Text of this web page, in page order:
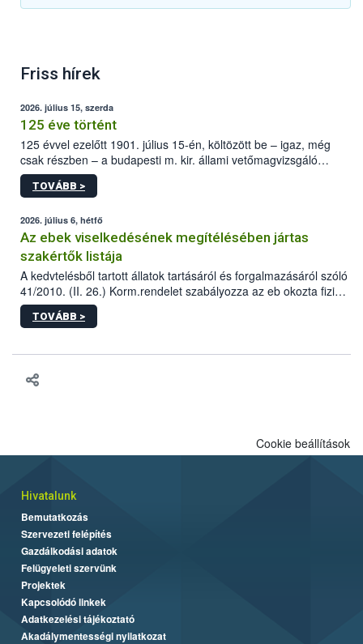
Friss hírek
2026. július 15, szerda
125 éve történt
125 évvel ezelőtt 1901. július 15-én, költözött be – igaz, még
csak részben – a budapesti m. kir. állami vetőmagvizsgáló
állomás a Kis Rókus utca 15. szám alatti, Czigler Győző által
tervezett új épületébe.
TOVÁBB >
2026. július 6, hétfő
Az ebek viselkedésének megítélésében jártas
szakértők listája
A kedvtelésből tartott állatok tartásáról és forgalmazásáról szóló
41/2010. (II. 26.) Korm.rendelet szabályozza az eb okozta fizikai
sérülés, illetve ennek veszélye keletkezésekor felmerülő
hatósági feladatokat, valamint a veszélyes eb tartását és annak
vonni az ebek viselkedésének megítélésében jártas szakértőt.
TOVÁBB >
Cookie beállítások
Hivatalunk
Bemutatkozás
Szervezeti felépítés
Gazdálkodási adatok
Felügyeleti szervünk
Projektek
Kapcsolódó linkek
Adatkezelési tájékoztató
Akadálymentességi nyilatkozat